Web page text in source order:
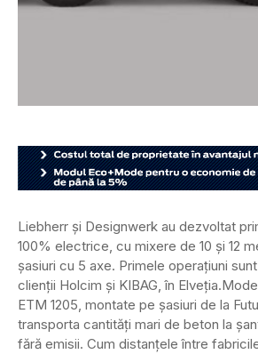
Liebherr și Designwerk au dezvoltat
100% electrice, cu mixere de 10 și 12
șasiuri cu 5 axe. Primele operațiuni
clienții Holcim și KIBAG, în Elveția.
ETM 1205, montate pe șasiuri de la
transporta cantități mari de beton la
fără emisii. Cum distanțele între